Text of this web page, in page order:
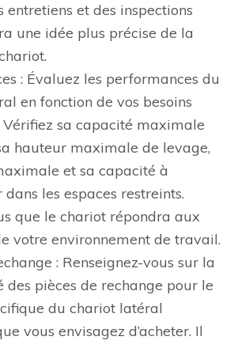
entretiens et des inspections
une idée plus précise de la
: Évaluez les performances du
en fonction de vos besoins
Vérifiez sa capacité maximale
hauteur maximale de levage,
et sa capacité à
les espaces restreints.
que le chariot répondra aux
votre environnement de travail.
: Renseignez-vous sur la
des pièces de rechange pour le
du chariot latéral
vous envisagez d’acheter. Il